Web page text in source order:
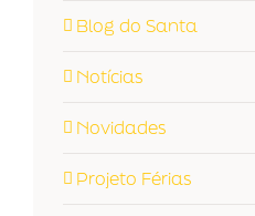
Blog do Santa
Notícias
Novidades
Projeto Férias